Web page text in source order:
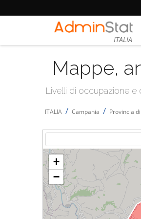
ITALIA
Mappe,
Livelli di occupazione
ITALIA / Campania / Provincia